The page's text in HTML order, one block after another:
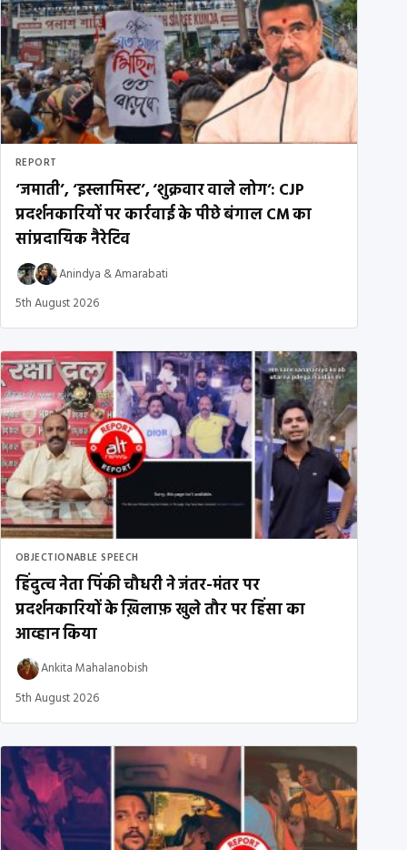
REPORT
‘जमाती’, ‘इस्लामिस्ट’, ‘शुक्रवार वाले लोग’: CJP
प्रदर्शनकारियों पर कार्रवाई के पीछे बंगाल CM का
सांप्रदायिक नैरेटिव
Anindya &Amarabati
5th August 2026
OBJECTIONABLE SPEECH
हिंदुत्व नेता पिंकी चौधरी ने जंतर-मंतर पर
प्रदर्शनकारियों के ख़िलाफ़ खुले तौर पर हिंसा का
आव्हान किया
Ankita Mahalanobish
5th August 2026